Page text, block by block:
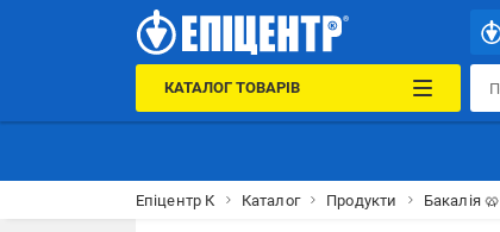
КАТАЛОГ ТОВАРІВ
Епіцентр К Каталог Продукти Бакалія 🥨